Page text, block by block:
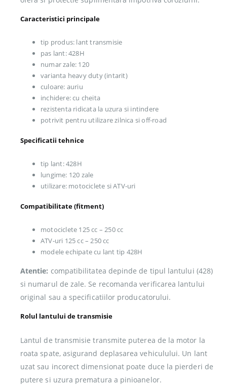
Caracteristici principale
tip produs: lant transmisie
pas lant: 428H
numar zale: 120
varianta heavy duty (intarit)
culoare: auriu
inchidere: cu cheita
rezistenta ridicata la uzura si intindere
potrivit pentru utilizare zilnica si off-road
Specificatii tehnice
tip lant: 428H
lungime: 120 zale
utilizare: motociclete si ATV-uri
Compatibilitate (fitment)
motociclete 125 cc – 250 cc
ATV-uri 125 cc – 250 cc
modele echipate cu lant tip 428H
Atentie: compatibilitatea depinde de tipul lantului (428)
si numarul de zale. Se recomanda verificarea lantului
original sau a specificatiilor producatorului.
Rolul lantului de transmisie
Lantul de transmisie transmite puterea de la motor la
roata spate, asigurand deplasarea vehiculului. Un lant
uzat sau incorect dimensionat poate duce la pierderi de
putere si uzura prematura a pinioanelor.